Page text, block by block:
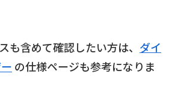
も含めて確認したい方は、 ダイ
の仕様ページも参考になりま